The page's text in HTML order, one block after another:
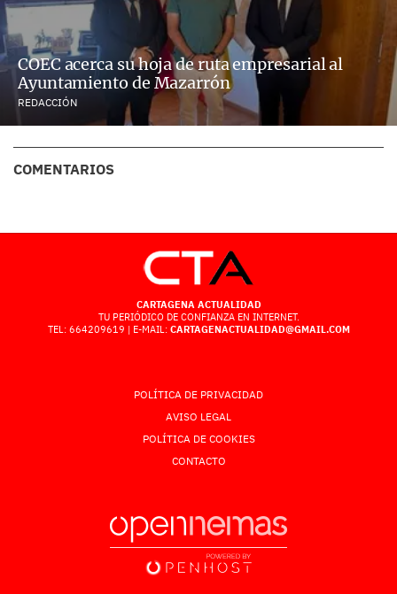
COEC acerca su hoja de ruta empresarial al
Ayuntamiento de Mazarrón
REDACCIÓN
COMENTARIOS
CARTAGENA ACTUALIDAD
TU PERIÓDICO DE CONFIANZA EN INTERNET.
TEL: 664209619 | E-MAIL: CARTAGENACTUALIDAD@GMAIL.COM
POLÍTICA DE PRIVACIDAD
AVISO LEGAL
POLÍTICA DE COOKIES
CONTACTO